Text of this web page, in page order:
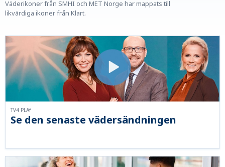
Väderikoner från SMHI och MET Norge har mappats till
likvärdiga ikoner från Klart.
Se den senaste vädersändningen
TV4 PLAY